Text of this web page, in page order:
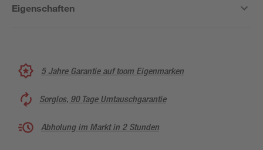
Eigenschaften
5 Jahre Garantie auf toom Eigenmarken
Sorglos, 90 Tage Umtauschgarantie
Abholung im Markt in 2 Stunden